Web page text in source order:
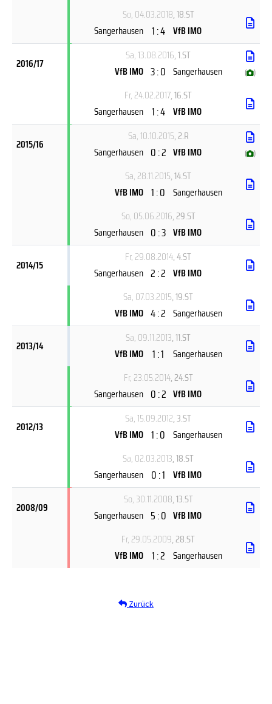
So, 04.03.2018, 18.ST
Sangerhausen 1 : 4 VfB IMO
2016/17
Sa, 13.08.2016, 1.ST
VfB IMO 3 : 0 Sangerhausen ( )
Fr, 24.02.2017, 16.ST
Sangerhausen 1 : 4 VfB IMO
2015/16
Sa, 10.10.2015, 2.R
Sangerhausen 0 : 2 VfB IMO ( )
Sa, 28.11.2015, 14.ST
VfB IMO 1 : 0 Sangerhausen
So, 05.06.2016, 29.ST
Sangerhausen 0 : 3 VfB IMO
2014/15
Fr, 29.08.2014, 4.ST
Sangerhausen 2 : 2 VfB IMO
Sa, 07.03.2015, 19.ST
VfB IMO 4 : 2 Sangerhausen
2013/14
Sa, 09.11.2013, 11.ST
VfB IMO 1 : 1
Sangerhausen
Fr, 23.05.2014, 24.ST
Sangerhausen 0 : 2 VfB IMO
2012/13
Sa, 15.09.2012, 3.ST
VfB IMO 1 : 0 Sangerhausen
Sa, 02.03.2013, 18.ST
Sangerhausen 0 : 1 VfB IMO
2008/09
So, 30.11.2008, 13.ST
Sangerhausen 5 : 0 VfB IMO
Fr, 29.05.2009, 28.ST
VfB IMO 1 : 2 Sangerhausen
Zurück